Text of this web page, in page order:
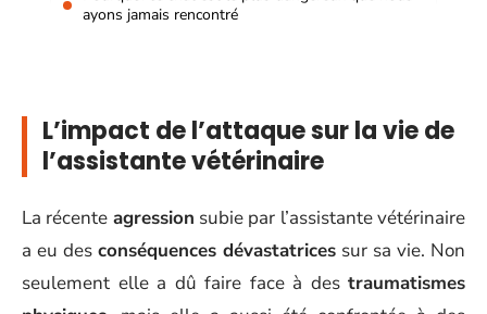
ayons jamais rencontré
L’impact de l’attaque sur la vie de
l’assistante vétérinaire
La récente agression subie par l’assistante vétérinaire
a eu des conséquences dévastatrices sur sa vie. Non
seulement elle a dû faire face à des traumatismes